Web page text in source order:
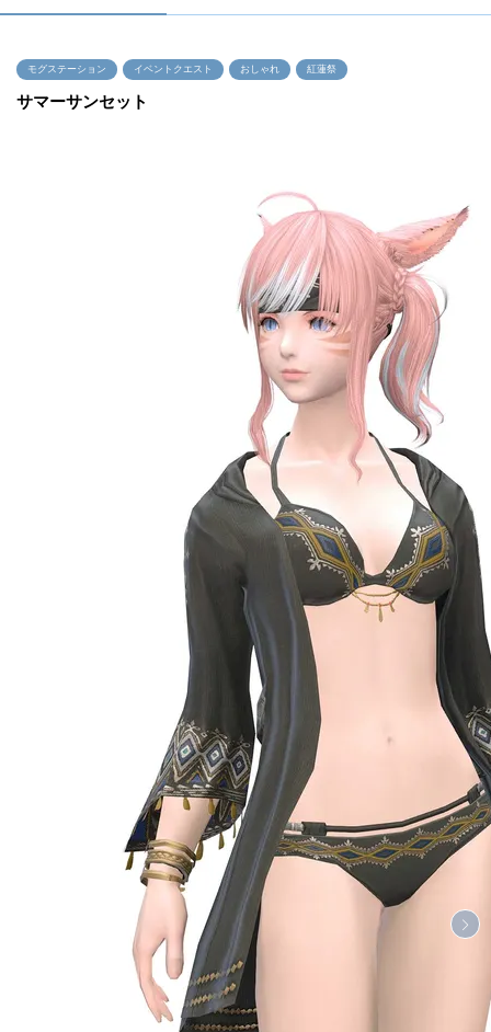
モグステーション イベントクエスト おしゃれ 紅蓮祭
サマーサンセット